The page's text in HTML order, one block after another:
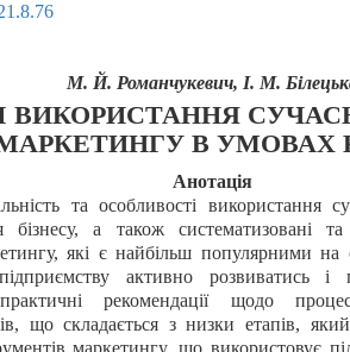
М. Й. Романчукевич, І. М.
ВИКОРИСТАННЯ
В УМОВАХ
Анотація
та особливості використання
а також систематизовані та
які є найбільш популярними
активно розвиватись і
практичні рекомендації щодо
що складається з низки етапів,